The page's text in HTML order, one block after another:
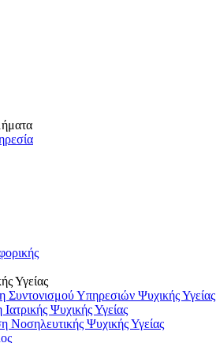
Υγείας
Υπηρεσιών Ψυχικής Υγείας
Ψυχικής Υγείας
Ψυχικής Υγείας